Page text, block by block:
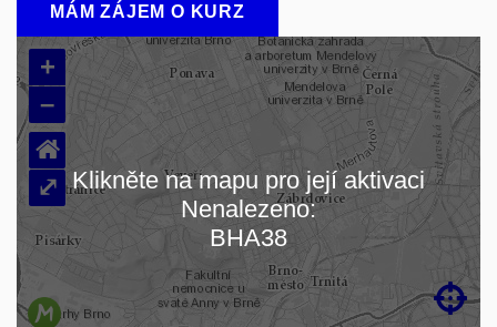
MÁM ZÁJEM O KURZ
Načítám mapu…
+
–

⌂
⤢ Klikněte na mapu pro její aktivaci
Nenalezeno:
BHA38